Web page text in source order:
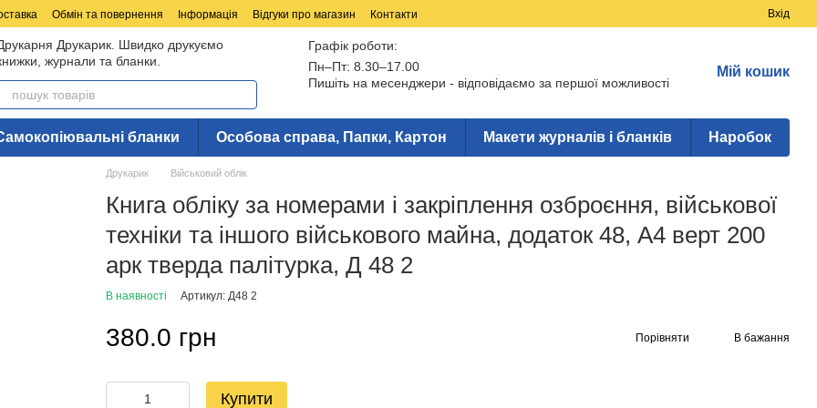
Обмін та повернення Інформація Відгуки про магазин Контакти Вхід
Друкарик. Швидко друкуємо
журнали та бланки.
Графік роботи:
Пн–Пт: 8.30–17.00
Пишіть на месенджери - відповідаємо за першої можливості
Мій кошик
бланки Особова справа, Папки, Картон Макети журналів і бланків Наробок
Друкарик Військовий облік
Книга обліку за номерами і закріплення озброєння, військової
техніки та іншого військового майна, додаток 48, А4 верт 200
арк тверда палітурка, Д 48 2
В наявності Артикул: Д48 2
380.0 грн Порівняти В бажання
Купити